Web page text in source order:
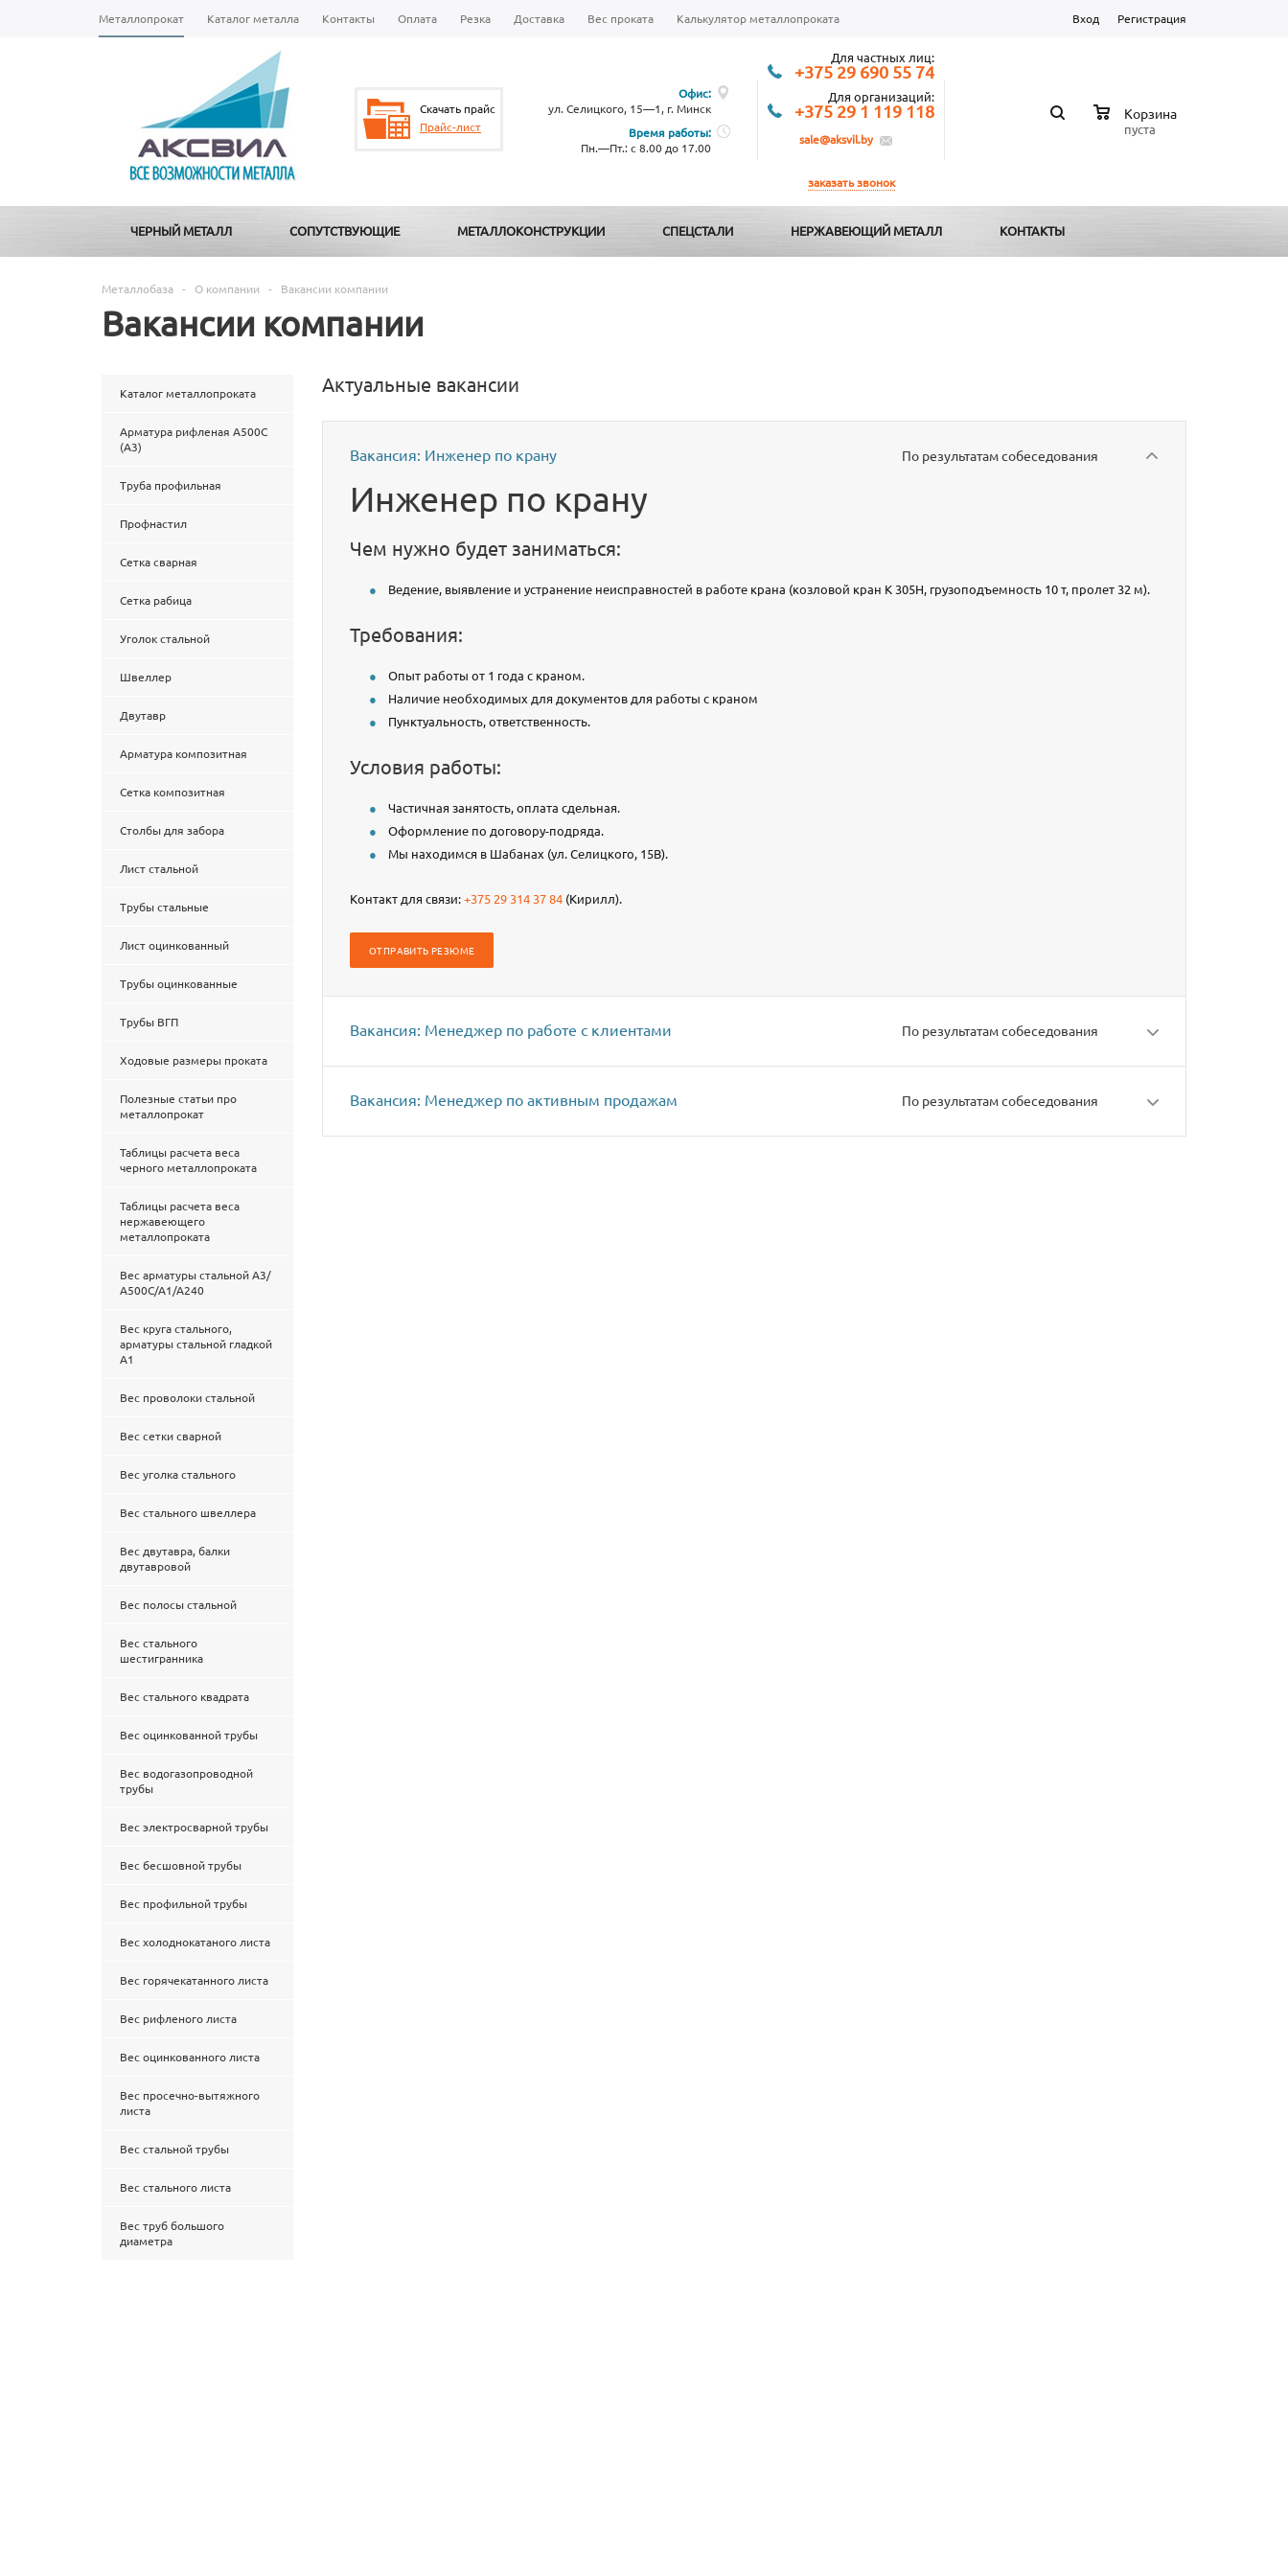
Металлопрокат Каталог металла Контакты Оплата Резка Доставка Вес проката Калькулятор металлопроката Вход Регистрация
Скачать прайс
Прайс-лист
Офис:
ул. Селицкого, 15—1, г. Минск
Время работы:
Пн.—Пт.: с 8.00 до 17.00
Для частных лиц:
+375 29 690 55 74
Для организаций:
+375 29 1 119 118
sale@aksvil.by
заказать звонок
Корзина
пуста
ЧЕРНЫЙ МЕТАЛЛ СОПУТСТВУЮЩИЕ МЕТАЛЛОКОНСТРУКЦИИ СПЕЦСТАЛИ НЕРЖАВЕЮЩИЙ МЕТАЛЛ КОНТАКТЫ
Металлобаза - О компании - Вакансии компании
Вакансии компании
Каталог металлопроката
Арматура рифленая А500С
(А3)
Труба профильная
Профнастил
Сетка сварная
Сетка рабица
Уголок стальной
Швеллер
Двутавр
Арматура композитная
Сетка композитная
Столбы для забора
Лист стальной
Трубы стальные
Лист оцинкованный
Трубы оцинкованные
Трубы ВГП
Ходовые размеры проката
Полезные статьи про
металлопрокат
Таблицы расчета веса
черного металлопроката
Таблицы расчета веса
нержавеющего
металлопроката
Вес арматуры стальной А3/
А500С/А1/А240
Вес круга стального,
арматуры стальной гладкой
А1
Вес проволоки стальной
Вес сетки сварной
Вес уголка стального
Вес стального швеллера
Вес двутавра, балки
двутавровой
Вес полосы стальной
Вес стального
шестигранника
Вес стального квадрата
Вес оцинкованной трубы
Вес водогазопроводной
трубы
Вес электросварной трубы
Вес бесшовной трубы
Вес профильной трубы
Вес холоднокатаного листа
Вес горячекатанного листа
Вес рифленого листа
Вес оцинкованного листа
Вес просечно-вытяжного
листа
Вес стальной трубы
Вес стального листа
Вес труб большого
диаметра
Актуальные вакансии
Вакансия: Инженер по крану По результатам собеседования
Инженер по крану
Чем нужно будет заниматься:
Ведение, выявление и устранение неисправностей в работе крана (козловой кран К 305Н, грузоподъемность 10 т, пролет 32 м).
Требования:
Опыт работы от 1 года с краном.
Наличие необходимых для документов для работы с краном
Пунктуальность, ответственность.
Условия работы:
Частичная занятость, оплата сдельная.
Оформление по договору-подряда.
Мы находимся в Шабанах (ул. Селицкого, 15В).
Контакт для связи:+375 29 314 37 84 (Кирилл).
ОТПРАВИТЬ РЕЗЮМЕ
Вакансия: Менеджер по работе с клиентами По результатам собеседования
Вакансия: Менеджер по активным продажам По результатам собеседования